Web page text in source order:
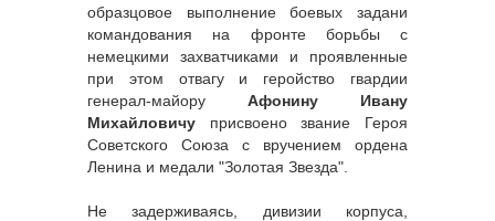
образцовое выполнение боевых задани
командования на фронте борьбы с
немецкими захватчиками и проявленные
при этом отвагу и геройство гвардии
генерал-майору Афонину Ивану
Михайловичу присвоено звание Героя
Советского Союза с вручением ордена
Ленина и медали "Золотая Звезда".
Не задерживаясь, дивизии корпуса,